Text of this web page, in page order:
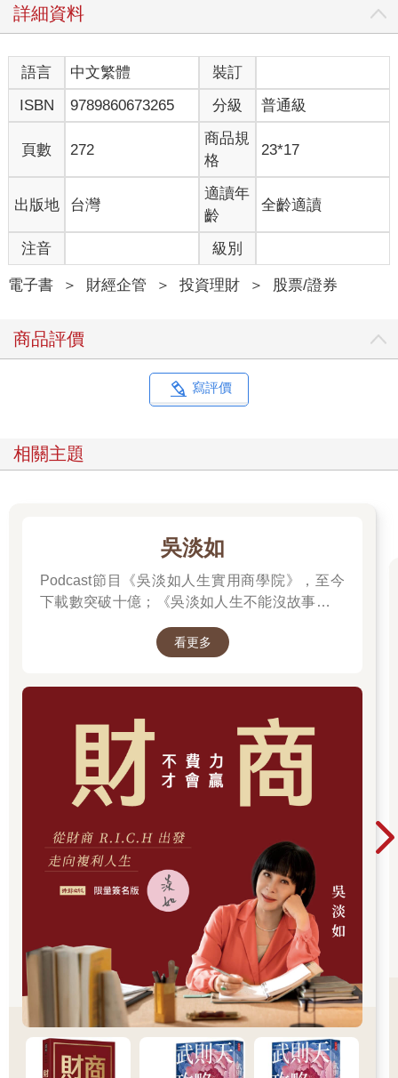
詳細資料
語言 中文繁體
裝訂
ISBN
9789860673265 分級 普通級
頁數 272
商品規
格
23*17
出版地 台灣
適讀年
齡
全齡適讀
注音 級別
電子書 ＞ 財經企管 ＞ 投資理財 ＞ 股票/證券
商品評價
寫評價
相關主題
吳淡如
Podcast節目《吳淡如人生實用商學院》，至今
下載數突破十億；《吳淡如人生不能沒故事》也
讀歷史中的權力運作與人性選擇，讓看似遙遠的
看更多